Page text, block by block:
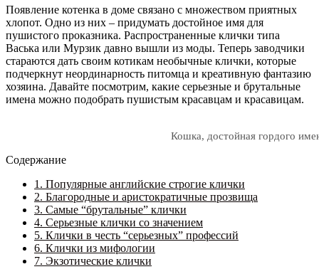
Появление котенка в доме связано с множеством приятных
хлопот. Одно из них – придумать достойное имя для
пушистого проказника. Распространенные клички типа
Васька или Мурзик давно вышли из моды. Теперь заводчики
стараются дать своим котикам необычные клички, которые
подчеркнут неординарность питомца и креативную фантазию
хозяина. Давайте посмотрим, какие серьезные и брутальные
имена можно подобрать пушистым красавцам и красавицам.
Кошка, достойная гордого
Содержание
1. Популярные английские строгие клички
2. Благородные и аристократичные прозвища
3. Самые “брутальные” клички
4. Серьезные клички со значением
5. Клички в честь “серьезных” профессий
6. Клички из мифологии
7. Экзотические клички